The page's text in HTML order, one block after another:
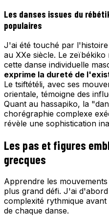
Les danses issues du
populaires
J'ai été touché par
au XXe siècle. Le
cette danse individuelle
exprime la dureté de
Le tsiftétéli, avec ses
orientale, témoigne des
Quant au hassapiko, la
chorégraphie complexe
révèle une sophistication
Les pas et figures
grecques
Apprendre les
plus grand défi. J'ai
complexité rythmique
de chaque danse.